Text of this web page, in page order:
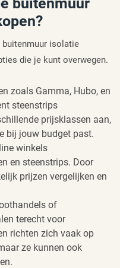
buitenmuur isolatie
die je kunt overwegen.
zoals Gamma, Hubo, en
steenstrips
prijsklassen aan,
bij jouw budget past.
winkels
en steenstrips. Door
prijzen vergelijken en
of
terecht voor
richten zich vaak op
ze kunnen ook